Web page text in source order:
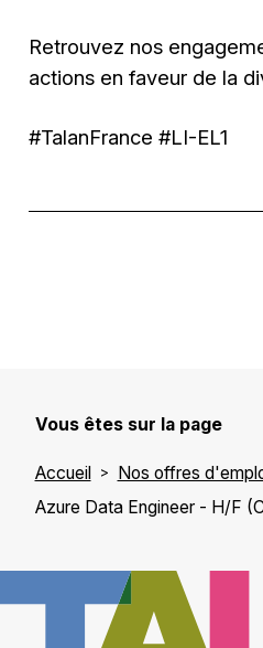
Retrouvez nos
actions en faveur de la
#TalanFrance#LI-EL1
Vous êtes sur la page
Accueil Nos offres
Azure Data Engineer - H/F